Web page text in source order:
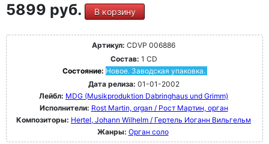
5899 руб. В корзину
Артикул: CDVP 006886
Состав: 1 CD
Состояние: Новое. Заводская упаковка.
Дата релиза: 01-01-2002
Лейбл: MDG (Musikproduktion Dabringhaus und Grimm)
Исполнители: Rost Martin, organ / Рост Мартин, орган
Композиторы: Hertel, Johann Wilhelm / Гертель Иоганн Вильгельм
Жанры: Орган соло